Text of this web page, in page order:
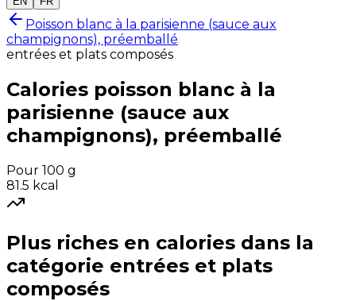
Poisson blanc à la parisienne (sauce aux
champignons), préemballé
entrées et plats composés
Calories poisson blanc à la
parisienne (sauce aux
champignons), préemballé
Pour 100 g
81.5 kcal
Plus riches en calories dans la
catégorie entrées et plats
composés